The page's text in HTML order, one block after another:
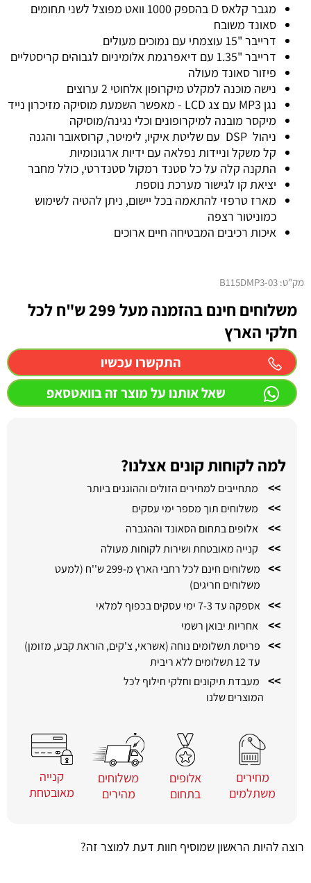
מגבר קלאס D בהספק 1000 וואט מפוצל לשני תחומים
סאונד משובח
דרייבר "15 עוצמתי עם נמוכים מעולים
דרייבר "1.35 עם דיאפרגמת אלומיניום לגבוהים קריסטליים
פיזור סאונד מעולה
נישה מוכנה למקלט מיקרופון אלחוטי 2 ערוצים
נגן MP3 עם צג LCD - מאפשר השמעת מוסיקה מזיכרון נייד
מיקסר מובנה למיקרופונים וכלי נגינה/מוסיקה
ניהול DSP עם שליטת איקיו, לימיטר, קרוסאובר והגנה
קל משקל וניידות נפלאה עם ידיות ארגונומיות
התקנה קלה על כל סטנד רמקול סטנדרטי, כולל מחבר
יציאת קו לגישור מערכת נוספת
מארז טרפזי להתאמה בכל יישום, ניתן להטיה לשימוש
כמוניטור רצפה
איכות רכיבים המבטיחה חיים ארוכים
מק"ט: 03-B115DMP3
משלוחים חינם בהזמנה מעל 299 ש"ח לכל
חלקי הארץ
התקשרו עכשיו
שאל אותנו על מוצר זה בוואטסאפ
למה לקוחות קונים אצלנו?
>> מתחייבים למחירים הזולים וההוגנים ביותר
>> משלוחים תוך מספר ימי עסקים
>> אלופים בתחום הסאונד וההגברה
>> קנייה מאובטחת ושירות לקוחות מעולה
>>
משלוחים חינם לכל רחבי הארץ מ-299 ש''ח (למעט
משלוחים חריגים)
>> אספקה עד 7-3 ימי עסקים בכפוף למלאי
>> אחריות יבואן רשמי
>> פריסת תשלומים נוחה (אשראי, צ'קים, הוראת קבע, מזומן)
עד 12 תשלומים ללא ריבית
>>
מעבדת תיקונים וחלקי חילוף לכל
המוצרים שלנו
מחירים
משתלמים
אלופים
בתחום
משלוחים
מהירים
קנייה
מאובטחת
רוצה להיות הראשון שמוסיף חוות דעת למוצר זה?